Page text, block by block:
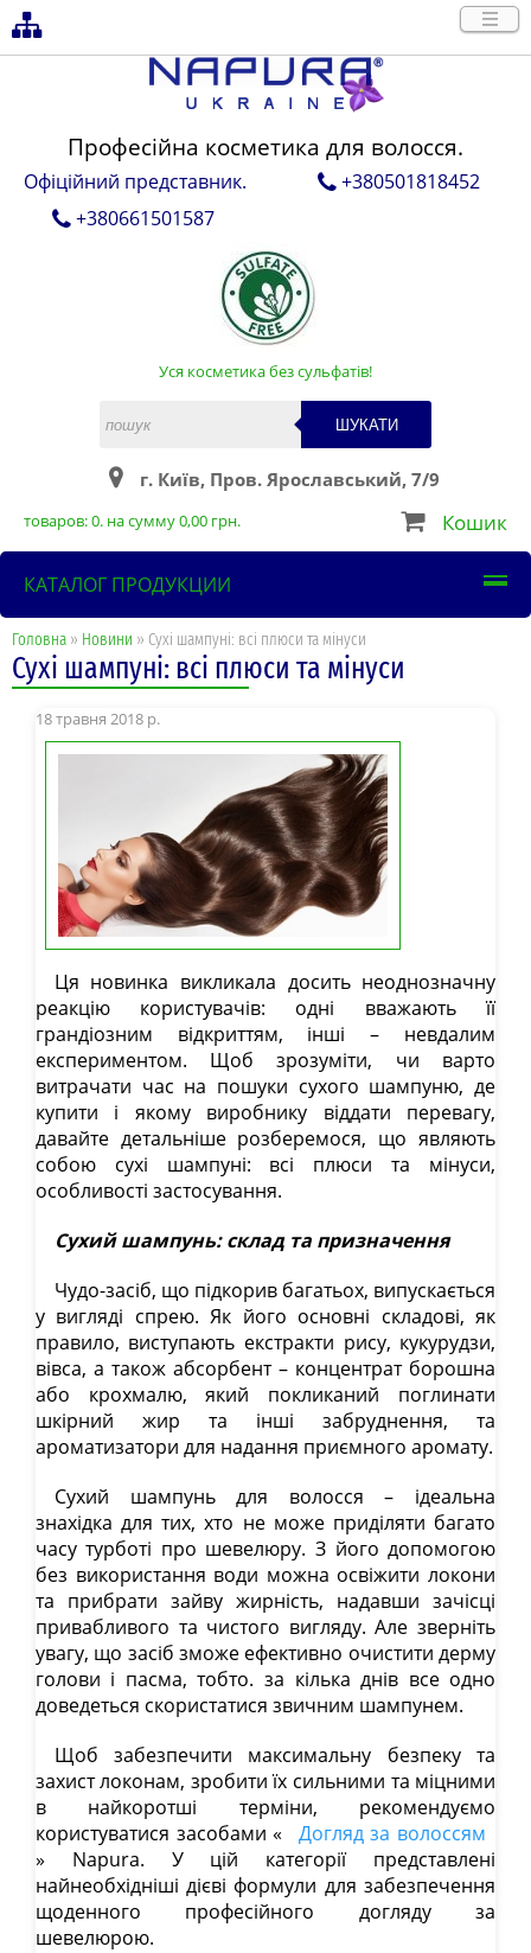
Професійна косметика для волосся.
Офіційний представник.
+380501818452
+380661501587
Уся косметика без сульфатів!
ШУКАТИ
г. Київ, Пров. Ярославський, 7/9
товаров:0. на сумму0,00 грн. Кошик
КАТАЛОГ ПРОДУКЦИИ
Головна » Новини » Сухі шампуні: всі плюси та мінуси
Сухі шампуні: всі плюси та мінуси
18 травня 2018 р.
Ця новинка викликала досить неоднозначну
реакцію користувачів: одні вважають її
грандіозним відкриттям, інші – невдалим
експериментом. Щоб зрозуміти, чи варто
витрачати час на пошуки сухого шампуню, де
купити і якому виробнику віддати перевагу,
давайте детальніше розберемося, що являють
собою сухі шампуні: всі плюси та мінуси,
особливості застосування.
Сухий шампунь: склад та призначення
Чудо-засіб, що підкорив багатьох, випускається
у вигляді спрею. Як його основні складові, як
правило, виступають екстракти рису, кукурудзи,
вівса, а також абсорбент – концентрат борошна
або крохмалю, який покликаний поглинати
шкірний жир та інші забруднення, та
ароматизатори для надання приємного аромату.
Сухий шампунь для волосся – ідеальна
знахідка для тих, хто не може приділяти багато
часу турботі про шевелюру. З його допомогою
без використання води можна освіжити локони
та прибрати зайву жирність, надавши зачісці
привабливого та чистого вигляду. Але зверніть
увагу, що засіб зможе ефективно очистити дерму
голови і пасма, тобто. за кілька днів все одно
доведеться скористатися звичним шампунем.
Щоб забезпечити максимальну безпеку та
захист локонам, зробити їх сильними та міцними
в найкоротші терміни, рекомендуємо
користуватися засобами «
Догляд за волоссям
» Napura. У цій категорії представлені
найнеобхідніші дієві формули для забезпечення
щоденного професійного догляду за
шевелюрою.